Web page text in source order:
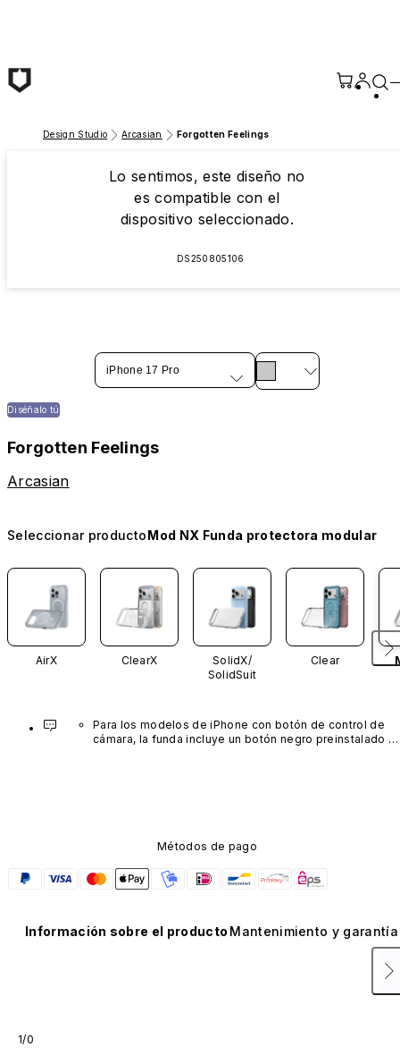
Design Studio Arcasian Forgotten Feelings
Lo sentimos, este diseño no
es compatible con el
dispositivo seleccionado.
DS250805106
iPhone 17 Pro
Diséñalo tú
Forgotten Feelings
Arcasian
Seleccionar productoMod NX Funda protectora modular
AirX ClearX
SolidX/
SolidSuit
Clear
Para los modelos de iPhone con botón de control de
cámara, la funda incluye un botón negro preinstalado
Métodos de pago
Información sobre el producto Mantenimiento y garantía
1/0